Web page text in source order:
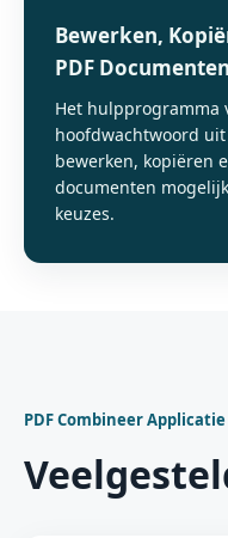
Bewerken,
PDF
Het hulpprogramma
hoofdwachtwoord
bewerken, kopiëren
documenten
keuzes.
PDF Combineer Applicatie